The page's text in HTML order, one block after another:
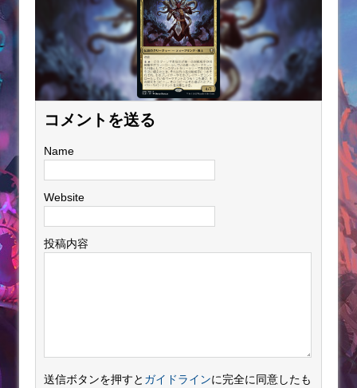
コメントを送る
Name
Website
投稿内容
送信ボタンを押すと ガイドラインに完全に同意したも